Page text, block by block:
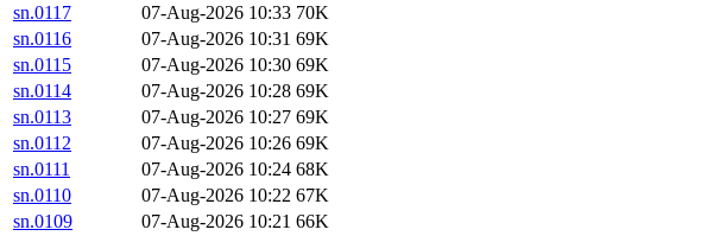
sn.0117
07-Aug-2026 10:33 70K
sn.0116
07-Aug-2026 10:31 69K
sn.0115
07-Aug-2026 10:30 69K
sn.0114
07-Aug-2026 10:28 69K
sn.0113
07-Aug-2026 10:27 69K
sn.0112
07-Aug-2026 10:26 69K
sn.0111
07-Aug-2026 10:24 68K
sn.0110
07-Aug-2026 10:22 67K
sn.0109
07-Aug-2026 10:21 66K